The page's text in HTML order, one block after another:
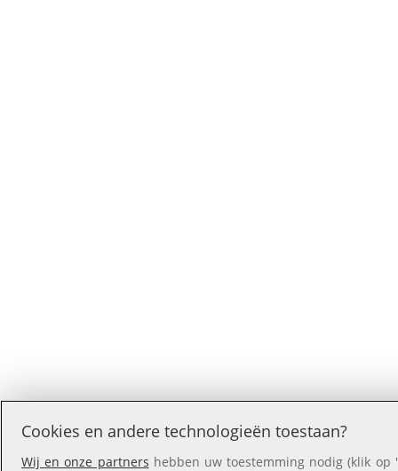
Cookies en andere technologieën toestaan?
Wij en onze partners hebben uw toestemming nodig (klik op